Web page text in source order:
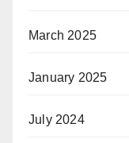
March 2025
January 2025
July 2024